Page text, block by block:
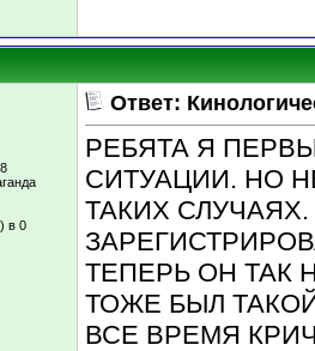
в 0
Ответ:
РЕБЯТА Я
СИТУАЦИИ. НО
ТАКИХ
ТЕПЕРЬ ОН ТАК
ТОЖЕ БЫЛ
ВСЕ ВРЕМЯ